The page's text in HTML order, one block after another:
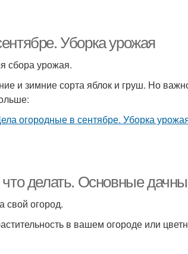
Уборка урожая
сбора урожая.
и зимние сорта яблок и груш. Но
что делать. Основные
свой огород.
в вашем огороде или